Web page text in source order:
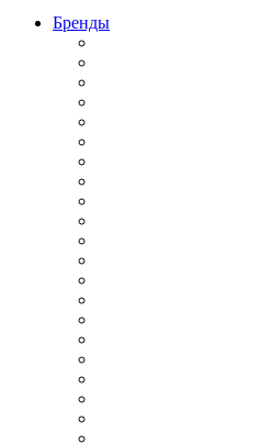
Бренды